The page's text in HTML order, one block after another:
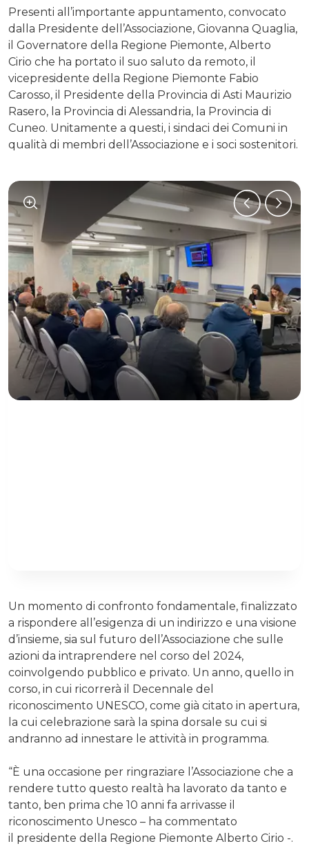
Presenti all’importante appuntamento, convocato
dalla Presidente dell’Associazione, Giovanna Quaglia,
il Governatore della Regione Piemonte, Alberto
Cirio che ha portato il suo saluto da remoto, il
vicepresidente della Regione Piemonte Fabio
Carosso, il Presidente della Provincia di Asti Maurizio
Rasero, la Provincia di Alessandria, la Provincia di
Cuneo. Unitamente a questi, i sindaci dei Comuni in
qualità di membri dell’Associazione e i soci sostenitori.
Un momento di confronto fondamentale, finalizzato
a rispondere all’esigenza di un indirizzo e una visione
d’insieme, sia sul futuro dell’Associazione che sulle
azioni da intraprendere nel corso del 2024,
coinvolgendo pubblico e privato. Un anno, quello in
corso, in cui ricorrerà il Decennale del
riconoscimento UNESCO, come già citato in apertura,
la cui celebrazione sarà la spina dorsale su cui si
andranno ad innestare le attività in programma.
“È una occasione per ringraziare l’Associazione che a
rendere tutto questo realtà ha lavorato da tanto e
tanto, ben prima che 10 anni fa arrivasse il
riconoscimento Unesco – ha commentato
il presidente della Regione Piemonte Alberto Cirio -.